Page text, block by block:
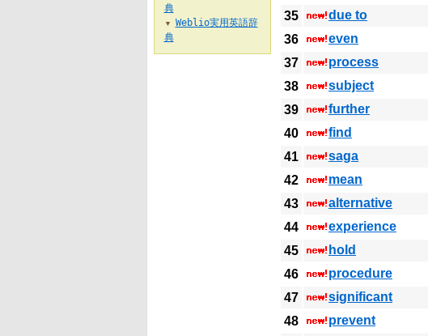
35
due to
36
even
37
process
38
subject
39
further
40
find
41
saga
42
mean
43
alternative
44
experience
45
hold
46
procedure
47
significant
48
prevent
典
▼
Weblio実用英語辞
典